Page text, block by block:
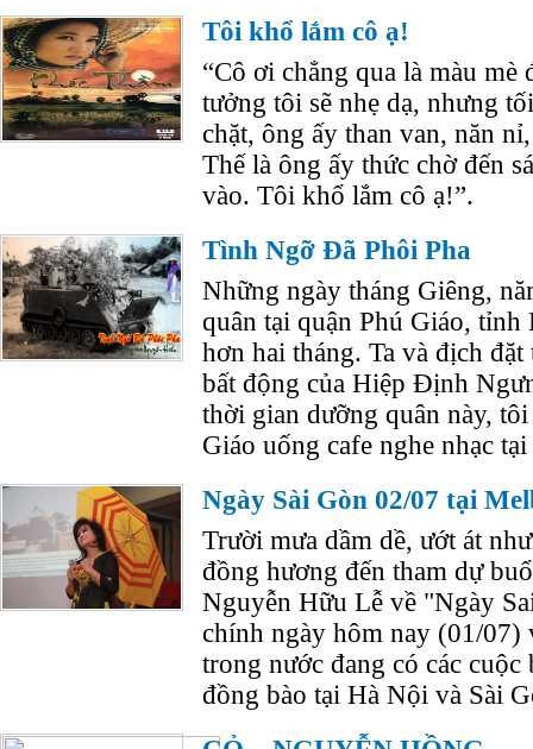
Tôi khổ lắm cô ạ!
“Cô ơi chẳng qua là màu
tưởng tôi sẽ nhẹ dạ, nhưng
chặt, ông ấy than van, năn
Thế là ông ấy thức chờ đến
vào. Tôi khổ lắm cô ạ!”.
Tình Ngỡ Đã Phôi Pha
Những ngày tháng Giêng,
quân tại quận Phú Giáo,
hơn hai tháng. Ta và địch
bất động của Hiệp Định
thời gian dưỡng quân này,
Giáo uống cafe nghe nhạc
Ngày Sài Gòn 02/07 tại
Trười mưa dầm dề, ướt át
đồng hương đến tham dự
Nguyễn Hữu Lễ về "Ngày
chính ngày hôm nay (01/07)
trong nước đang có các
đồng bào tại Hà Nội và Sài